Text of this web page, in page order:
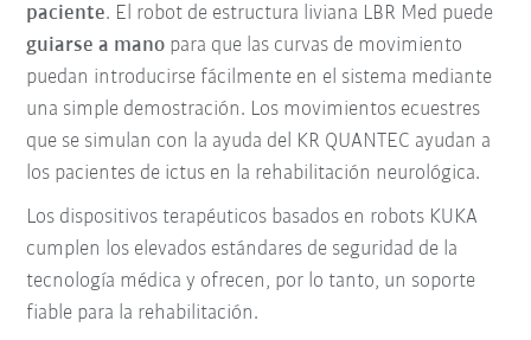
paciente. El robot de estructura liviana LBR Med puede
guiarse a mano para que las curvas de movimiento
puedan introducirse fácilmente en el sistema mediante
una simple demostración. Los movimientos ecuestres
que se simulan con la ayuda del KR QUANTEC ayudan a
los pacientes de ictus en la rehabilitación neurológica.
Los dispositivos terapéuticos basados en robots KUKA
cumplen los elevados estándares de seguridad de la
tecnología médica y ofrecen, por lo tanto, un soporte
fiable para la rehabilitación.